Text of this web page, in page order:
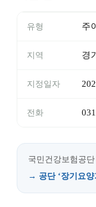
유형 주
지역 경
지정일자
전화
국민건강보험공
→ 공단 ‘장기요양